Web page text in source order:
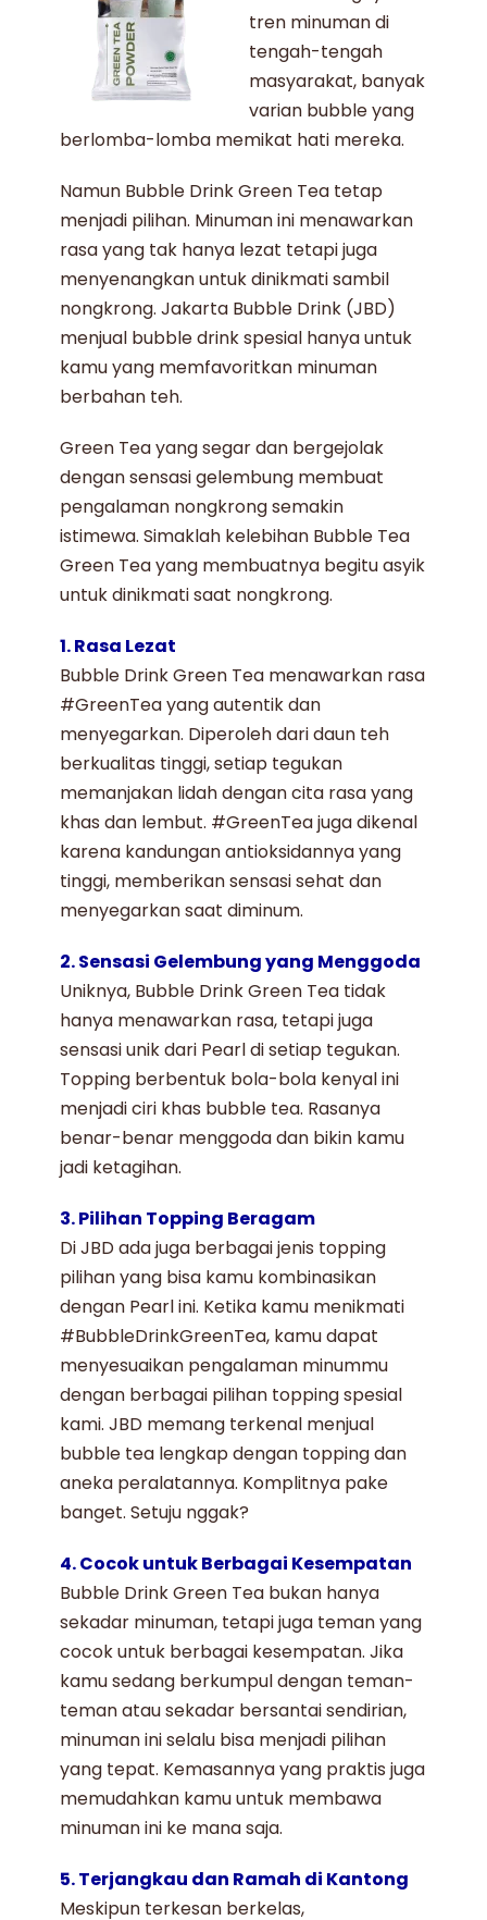
tren minuman di
tengah-tengah
masyarakat, banyak
varian bubble yang
berlomba-lomba memikat hati mereka.
Namun Bubble Drink Green Tea tetap
menjadi pilihan. Minuman ini menawarkan
rasa yang tak hanya lezat tetapi juga
menyenangkan untuk dinikmati sambil
nongkrong. Jakarta Bubble Drink (JBD)
menjual bubble drink spesial hanya untuk
kamu yang memfavoritkan minuman
berbahan teh.
Green Tea yang segar dan bergejolak
dengan sensasi gelembung membuat
pengalaman nongkrong semakin
istimewa. Simaklah kelebihan Bubble Tea
Green Teayang membuatnya begitu asyik
untuk dinikmati saat nongkrong.
1. Rasa Lezat
Bubble Drink Green Tea menawarkan rasa
#GreenTea yang autentik dan
menyegarkan. Diperoleh dari daun teh
berkualitas tinggi, setiap tegukan
memanjakan lidah dengan cita rasa yang
khas dan lembut. #GreenTea juga dikenal
karena kandungan antioksidannya yang
tinggi, memberikan sensasi sehat dan
menyegarkan saat diminum.
2. Sensasi Gelembung yang Menggoda
Uniknya, Bubble Drink Green Tea tidak
hanya menawarkan rasa, tetapi juga
sensasi unik dari Pearl di setiap tegukan.
Topping berbentuk bola-bola kenyal ini
menjadi ciri khas bubble tea. Rasanya
benar-benar menggoda dan bikin kamu
jadi ketagihan.
3. Pilihan Topping Beragam
DiJBDada juga berbagai jenis topping
pilihan yang bisa kamu kombinasikan
dengan Pearl ini. Ketika kamu menikmati
#BubbleDrinkGreenTea, kamu dapat
menyesuaikan pengalaman minummu
dengan berbagai pilihan topping spesial
kami. JBD memang terkenal menjual
bubble tea lengkap dengan topping dan
aneka peralatannya. Komplitnya pake
banget. Setuju nggak?
4. Cocok untuk Berbagai Kesempatan
Bubble Drink Green Tea bukan hanya
sekadar minuman, tetapi juga teman yang
cocok untuk berbagai kesempatan. Jika
kamu sedang berkumpul dengan teman-
teman atau sekadar bersantai sendirian,
minuman ini selalu bisa menjadi pilihan
yang tepat. Kemasannya yang praktis juga
memudahkan kamu untuk membawa
minuman ini ke mana saja.
5. Terjangkau dan Ramah di Kantong
Meskipun terkesan berkelas,